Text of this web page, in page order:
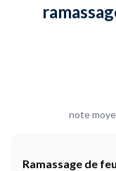
note
Ramassage de